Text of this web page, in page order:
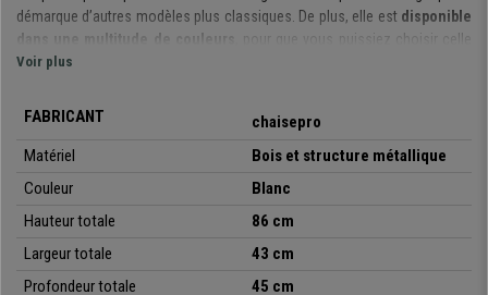
démarque d’autres modèles plus classiques. De plus, elle est disponible
dans une multitude de couleurs
, pour que vous puissiez choisir celle
qui s’adapte le mieux à vos goûts ou vos besoins décoratifs.
et ses matériaux étudiés
. De cette manière vous pourrez les utiliser
pendant un lapse de temps élevé sans gêne, ni fatigue, et vos invités ou
La solidité et robustesse sont garanties grâce à
permet à ces chaises d’avoir une
longue vie utile
pour une utilisation intensive dans les bureaux, salles de réunions,
Voir plus
FABRICANT
chaisepro
Matériel
Bois et structure métallique
Couleur
Blanc
Hauteur totale
86 cm
Largeur totale
43 cm
Profondeur totale
45 cm